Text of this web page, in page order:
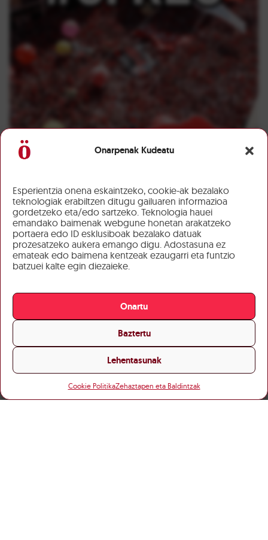
Onarpenak Kudeatu
Esperientzia onena eskaintzeko, cookie-ak bezalako
teknologiak erabiltzen ditugu gailuaren informazioa
gordetzeko eta/edo sartzeko. Teknologia hauei
emandako baimenak webgune honetan arakatzeko
portaera edo ID esklusiboak bezalako datuak
prozesatzeko aukera emango digu. Adostasuna ez
emateak edo baimena kentzeak ezaugarri eta funtzio
batzuei kalte egin diezaieke.
Onartu
Baztertu
Lehentasunak
Cookie PolitikaZehaztapen eta Baldintzak